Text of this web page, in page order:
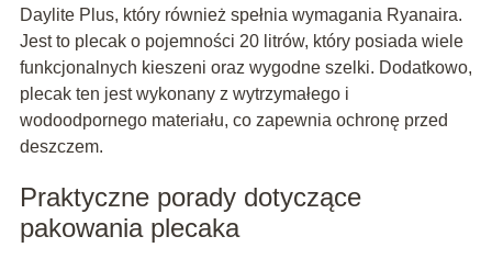
Daylite Plus, który również spełnia wymagania Ryanaira.
Jest to plecak o pojemności 20 litrów, który posiada wiele
funkcjonalnych kieszeni oraz wygodne szelki. Dodatkowo,
plecak ten jest wykonany z wytrzymałego i
wodoodpornego materiału, co zapewnia ochronę przed
deszczem.
Praktyczne porady dotyczące
pakowania plecaka